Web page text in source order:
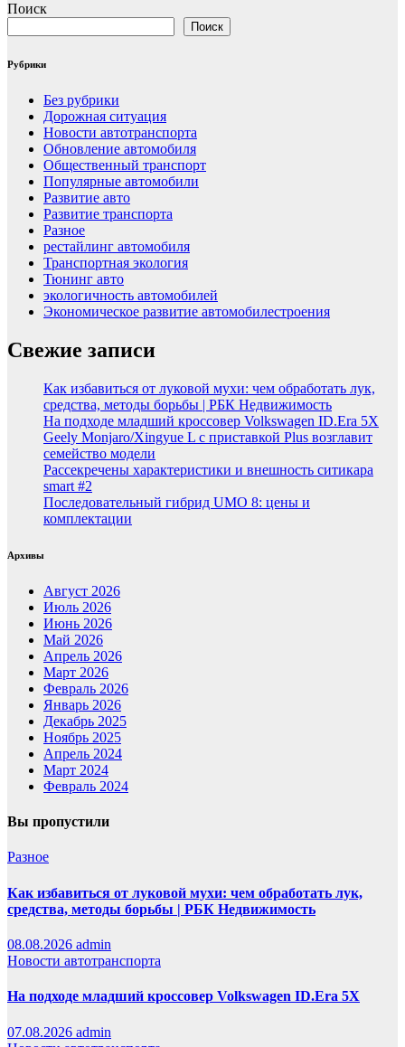
Поиск
Поиск
Рубрики
Без рубрики
Дорожная ситуация
Новости автотранспорта
Обновление автомобиля
Общественный транспорт
Популярные автомобили
Развитие авто
Развитие транспорта
Разное
рестайлинг автомобиля
Транспортная экология
Тюнинг авто
экологичность автомобилей
Экономическое развитие автомобилестроения
Свежие записи
Как избавиться от луковой мухи: чем обработать лук,
средства, методы борьбы | РБК Недвижимость
На подходе младший кроссовер Volkswagen ID.Era 5X
Geely Monjaro/Xingyue L с приставкой Plus возглавит
семейство модели
Рассекречены характеристики и внешность ситикара
smart #2
Последовательный гибрид UMO 8: цены и
комплектации
Архивы
Август 2026
Июль 2026
Июнь 2026
Май 2026
Апрель 2026
Март 2026
Февраль 2026
Январь 2026
Декабрь 2025
Ноябрь 2025
Апрель 2024
Март 2024
Февраль 2024
Вы пропустили
Разное
Как избавиться от луковой мухи: чем обработать лук,
средства, методы борьбы | РБК Недвижимость
08.08.2026 admin
Новости автотранспорта
На подходе младший кроссовер Volkswagen ID.Era 5X
07.08.2026 admin